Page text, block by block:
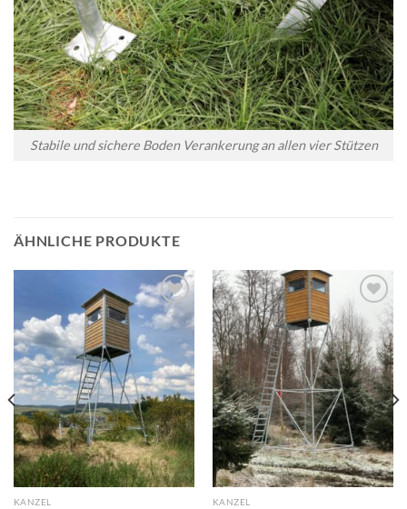
Stabile und sichere Boden Verankerung an allen vier Stützen
ÄHNLICHE PRODUKTE
Add to
wishlist
KANZEL
Add to
wishlist
KANZEL